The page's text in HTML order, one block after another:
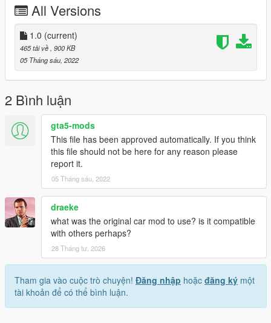
All Versions
1.0 (current)
465 tải về , 900 KB
05 Tháng sáu, 2022
2 Bình luận
gta5-mods
This file has been approved automatically. If you think
this file should not be here for any reason please
report it.
05 Tháng sáu, 2022
draeke
what was the original car mod to use? is it compatible
with others perhaps?
28 Tháng tư, 2026
Tham gia vào cuộc trò chuyện! Đăng nhập hoặc đăng ký một
tài khoản để có thể bình luận.